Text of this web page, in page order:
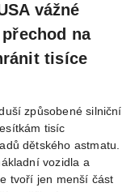
vážné
na
tisíce
způsobené silniční
tisíc
dětského astmatu.
vozidla a
tvoří jen menší část